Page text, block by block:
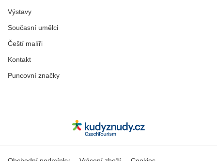
Výstavy
Současní umělci
Čeští malíři
Kontakt
Puncovní značky